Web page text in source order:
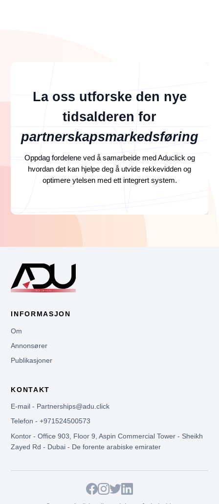
La oss utforske den nye
tidsalderen for
partnerskapsmarkedsføring
Oppdag fordelene ved å samarbeide med Aduclick og
hvordan det kan hjelpe deg å utvide rekkevidden og
optimere ytelsen med ett integrert system.
INFORMASJON
Om
Annonsører
Publikasjoner
KONTAKT
E-mail - Partnerships@adu.click
Telefon - +971524500573
Kontor - Office 903, Floor 9, Aspin Commercial Tower - Sheikh
Zayed Rd - Dubai - De forente arabiske emirater